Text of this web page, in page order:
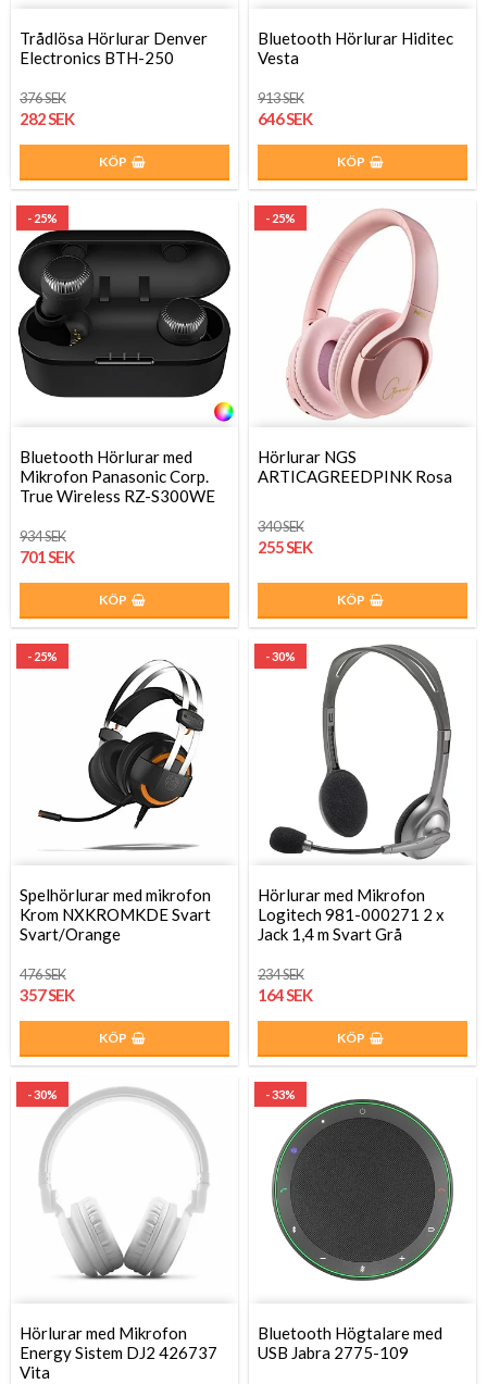
Trådlösa Hörlurar Denver
Electronics BTH-250
376 SEK
282 SEK
KÖP
Bluetooth Hörlurar Hiditec
Vesta
913 SEK
646 SEK
KÖP
- 25%
Bluetooth Hörlurar med
Mikrofon Panasonic Corp.
True Wireless RZ-S300WE
934 SEK
701 SEK
KÖP
- 25%
Hörlurar NGS
ARTICAGREEDPINK Rosa
340 SEK
255 SEK
KÖP
- 25%
Spelhörlurar med mikrofon
Krom NXKROMKDE Svart
Svart/Orange
476 SEK
357 SEK
KÖP
- 30%
Hörlurar med Mikrofon
Logitech 981-000271 2 x
Jack 1,4 m Svart Grå
234 SEK
164 SEK
KÖP
- 30%
Hörlurar med Mikrofon
Energy Sistem DJ2 426737
Vita
- 33%
Bluetooth Högtalare med
USB Jabra 2775-109